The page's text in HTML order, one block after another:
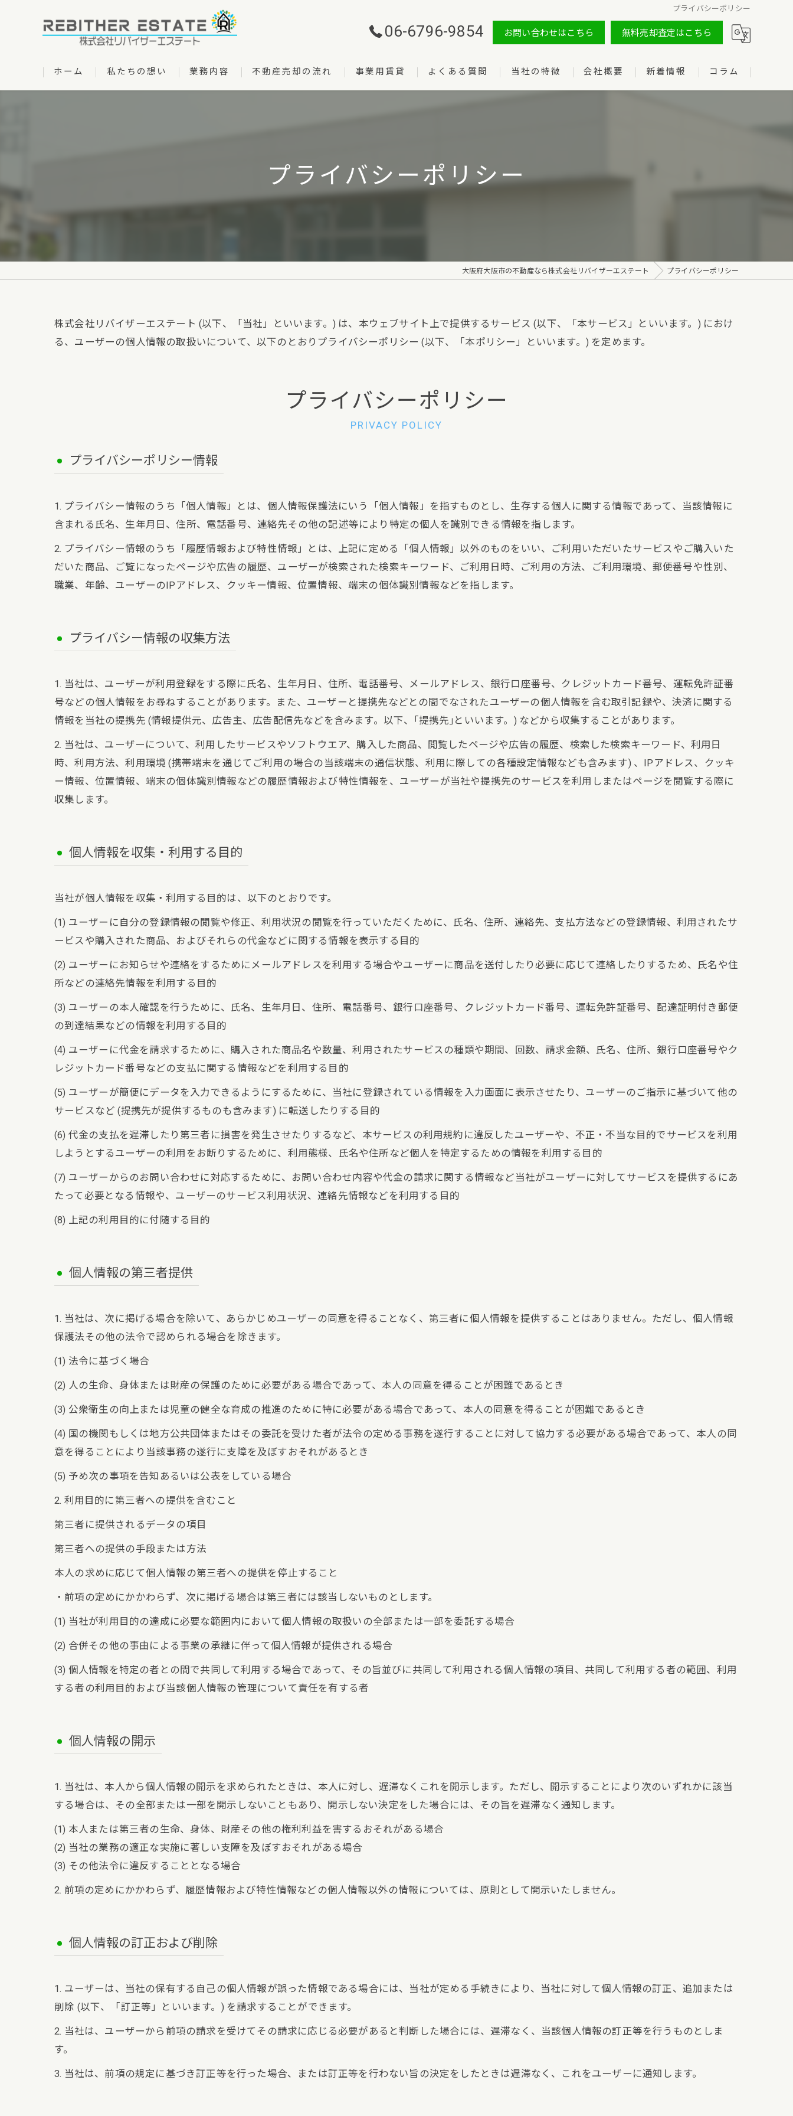
プライバシーポリシー
06-6796-9854 お問い合わせはこちら 無料売却査定はこちら
ホーム 私たちの想い 業務内容 不動産売却の流れ 事業用賃貸 よくある質問 当社の特徴 会社概要 新着情報 コラム
プライバシーポリシー
大阪府大阪市の不動産なら株式会社リバイザーエステート プライバシーポリシー
株式会社リバイザーエステート (以下、「当社」といいます。) は、本ウェブサイト上で提供するサービス (以下、「本サービス」といいます。) におけ
る、ユーザーの個人情報の取扱いについて、以下のとおりプライバシーポリシー (以下、「本ポリシー」といいます。) を定めます。
プライバシーポリシー
PRIVACY POLICY
プライバシーポリシー情報
1. プライバシー情報のうち「個人情報」とは、個人情報保護法にいう「個人情報」を指すものとし、生存する個人に関する情報であって、当該情報に
含まれる氏名、生年月日、住所、電話番号、連絡先その他の記述等により特定の個人を識別できる情報を指します。
2. プライバシー情報のうち「履歴情報および特性情報」とは、上記に定める「個人情報」以外のものをいい、ご利用いただいたサービスやご購入いた
だいた商品、ご覧になったページや広告の履歴、ユーザーが検索された検索キーワード、ご利用日時、ご利用の方法、ご利用環境、郵便番号や性別、
職業、年齢、ユーザーのIPアドレス、クッキー情報、位置情報、端末の個体識別情報などを指します。
プライバシー情報の収集方法
1. 当社は、ユーザーが利用登録をする際に氏名、生年月日、住所、電話番号、メールアドレス、銀行口座番号、クレジットカード番号、運転免許証番
号などの個人情報をお尋ねすることがあります。また、ユーザーと提携先などとの間でなされたユーザーの個人情報を含む取引記録や、決済に関する
情報を当社の提携先 (情報提供元、広告主、広告配信先などを含みます。以下、｢提携先｣といいます。) などから収集することがあります。
2. 当社は、ユーザーについて、利用したサービスやソフトウエア、購入した商品、閲覧したページや広告の履歴、検索した検索キーワード、利用日
時、利用方法、利用環境 (携帯端末を通じてご利用の場合の当該端末の通信状態、利用に際しての各種設定情報なども含みます) 、IPアドレス、クッキ
ー情報、位置情報、端末の個体識別情報などの履歴情報および特性情報を、ユーザーが当社や提携先のサービスを利用しまたはページを閲覧する際に
収集します。
個人情報を収集・利用する目的
当社が個人情報を収集・利用する目的は、以下のとおりです。
(1) ユーザーに自分の登録情報の閲覧や修正、利用状況の閲覧を行っていただくために、氏名、住所、連絡先、支払方法などの登録情報、利用されたサ
ービスや購入された商品、およびそれらの代金などに関する情報を表示する目的
(2) ユーザーにお知らせや連絡をするためにメールアドレスを利用する場合やユーザーに商品を送付したり必要に応じて連絡したりするため、氏名や住
所などの連絡先情報を利用する目的
(3) ユーザーの本人確認を行うために、氏名、生年月日、住所、電話番号、銀行口座番号、クレジットカード番号、運転免許証番号、配達証明付き郵便
の到達結果などの情報を利用する目的
(4) ユーザーに代金を請求するために、購入された商品名や数量、利用されたサービスの種類や期間、回数、請求金額、氏名、住所、銀行口座番号やク
レジットカード番号などの支払に関する情報などを利用する目的
(5) ユーザーが簡便にデータを入力できるようにするために、当社に登録されている情報を入力画面に表示させたり、ユーザーのご指示に基づいて他の
サービスなど (提携先が提供するものも含みます) に転送したりする目的
(6) 代金の支払を遅滞したり第三者に損害を発生させたりするなど、本サービスの利用規約に違反したユーザーや、不正・不当な目的でサービスを利用
しようとするユーザーの利用をお断りするために、利用態様、氏名や住所など個人を特定するための情報を利用する目的
(7) ユーザーからのお問い合わせに対応するために、お問い合わせ内容や代金の請求に関する情報など当社がユーザーに対してサービスを提供するにあ
たって必要となる情報や、ユーザーのサービス利用状況、連絡先情報などを利用する目的
(8) 上記の利用目的に付随する目的
個人情報の第三者提供
1. 当社は、次に掲げる場合を除いて、あらかじめユーザーの同意を得ることなく、第三者に個人情報を提供することはありません。ただし、個人情報
保護法その他の法令で認められる場合を除きます。
(1) 法令に基づく場合
(2) 人の生命、身体または財産の保護のために必要がある場合であって、本人の同意を得ることが困難であるとき
(3) 公衆衛生の向上または児童の健全な育成の推進のために特に必要がある場合であって、本人の同意を得ることが困難であるとき
(4) 国の機関もしくは地方公共団体またはその委託を受けた者が法令の定める事務を遂行することに対して協力する必要がある場合であって、本人の同
意を得ることにより当該事務の遂行に支障を及ぼすおそれがあるとき
(5) 予め次の事項を告知あるいは公表をしている場合
2. 利用目的に第三者への提供を含むこと
第三者に提供されるデータの項目
第三者への提供の手段または方法
本人の求めに応じて個人情報の第三者への提供を停止すること
・前項の定めにかかわらず、次に掲げる場合は第三者には該当しないものとします。
(1) 当社が利用目的の達成に必要な範囲内において個人情報の取扱いの全部または一部を委託する場合
(2) 合併その他の事由による事業の承継に伴って個人情報が提供される場合
(3) 個人情報を特定の者との間で共同して利用する場合であって、その旨並びに共同して利用される個人情報の項目、共同して利用する者の範囲、利用
する者の利用目的および当該個人情報の管理について責任を有する者
個人情報の開示
1. 当社は、本人から個人情報の開示を求められたときは、本人に対し、遅滞なくこれを開示します。ただし、開示することにより次のいずれかに該当
する場合は、その全部または一部を開示しないこともあり、開示しない決定をした場合には、その旨を遅滞なく通知します。
(1) 本人または第三者の生命、身体、財産その他の権利利益を害するおそれがある場合
(2) 当社の業務の適正な実施に著しい支障を及ぼすおそれがある場合
(3) その他法令に違反することとなる場合
2. 前項の定めにかかわらず、履歴情報および特性情報などの個人情報以外の情報については、原則として開示いたしません。
個人情報の訂正および削除
1. ユーザーは、当社の保有する自己の個人情報が誤った情報である場合には、当社が定める手続きにより、当社に対して個人情報の訂正、追加または
削除 (以下、「訂正等」といいます。) を請求することができます。
2. 当社は、ユーザーから前項の請求を受けてその請求に応じる必要があると判断した場合には、遅滞なく、当該個人情報の訂正等を行うものとしま
す。
3. 当社は、前項の規定に基づき訂正等を行った場合、または訂正等を行わない旨の決定をしたときは遅滞なく、これをユーザーに通知します。